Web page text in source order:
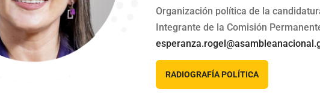
Organización política de la
Integrante de la Comisión
RADIOGRAFÍA POLÍTICA